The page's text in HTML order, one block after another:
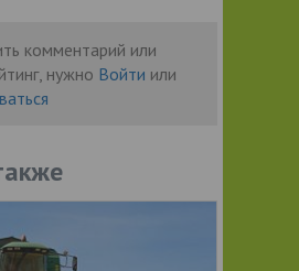
комментарий или
нужно Войти или